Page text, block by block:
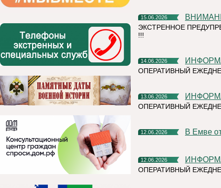
15.06.2026
ЭКСТРЕННОЕ
!!!
14.06.2026
ОПЕРАТИВНЫЙ
13.06.2026
ОПЕРАТИВНЫЙ
12.06.2026 В Емве
12.06.2026
ОПЕРАТИВНЫЙ